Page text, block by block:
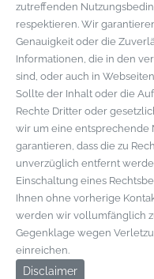
zutreffenden
respektieren. Wir
Genauigkeit oder die
Informationen, die in den
sind, oder auch in
Sollte der Inhalt oder die
Rechte Dritter oder
wir um eine entsprechende
garantieren, dass die zu
unverzüglich entfernt
Einschaltung eines
Ihnen ohne vorherige
werden wir vollumfänglich
Gegenklage wegen
einreichen.
Disclaimer